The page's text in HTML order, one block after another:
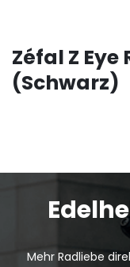
Zéfal Z
(Schwarz)
Mehr Radliebe